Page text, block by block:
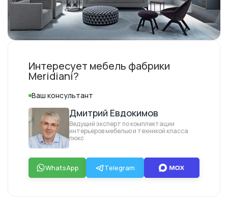
Интересует мебель фабрики
Meridiani?
Ваш консультант
Дмитрий Евдокимов
Ведущий эксперт по комплектации
интерьеров мебелью и техникой класса
люкс
WhatsApp Telegram